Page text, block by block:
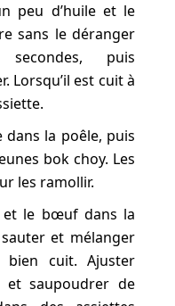
peu d’huile et le
sans le déranger
puis
Lorsqu’il est cuit à
dans la poêle, puis
bok choy. Les
les ramollir.
et le bœuf dans la
et mélanger
bien cuit. Ajuster
et saupoudrer de